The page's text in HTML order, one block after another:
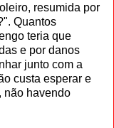
resumida por
Quantos
teria que
e por danos
junto com a
custa esperar e
não havendo